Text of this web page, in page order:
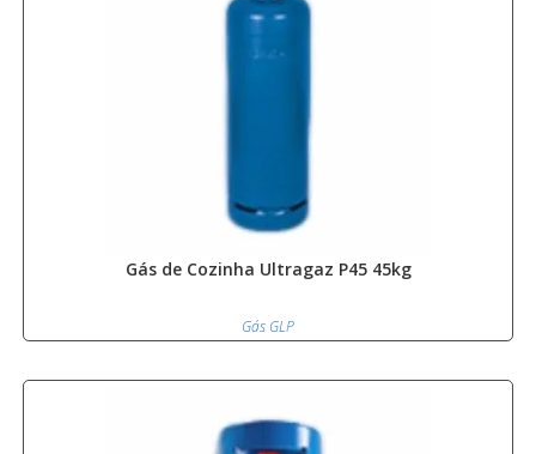
Gás de Cozinha Ultragaz P45 45kg
Gás GLP